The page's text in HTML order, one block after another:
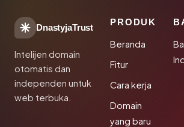
DnastyjaTrust
Intelijen domain
otomatis dan
independen untuk
web terbuka.
PRODUK
Beranda
Fitur
Cara kerja
Domain
yang baru